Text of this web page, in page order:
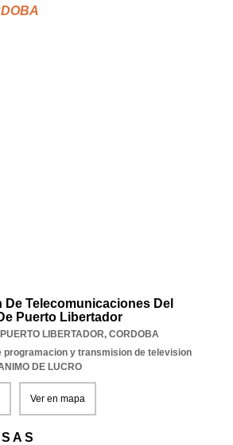
Telecomunicaciones Del
Puerto Libertador
PUERTO LIBERTADOR, CORDOBA
programacion y transmision de television
DE LUCRO
Ver en mapa
A S